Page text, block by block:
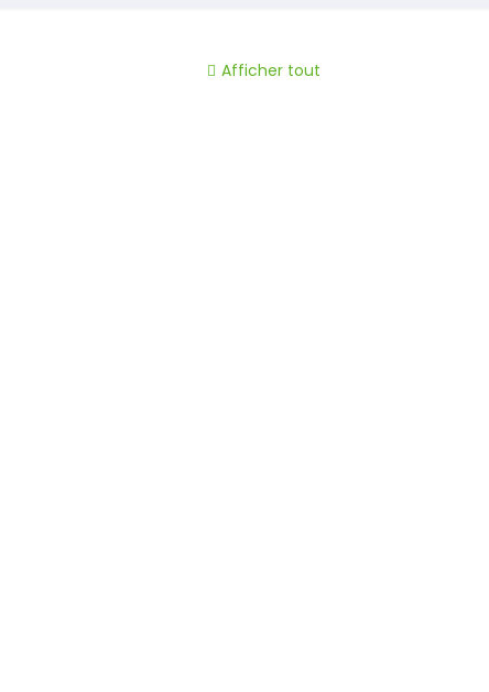
Afficher tout